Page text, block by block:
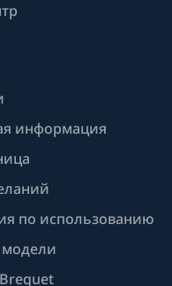
информация
по использованию